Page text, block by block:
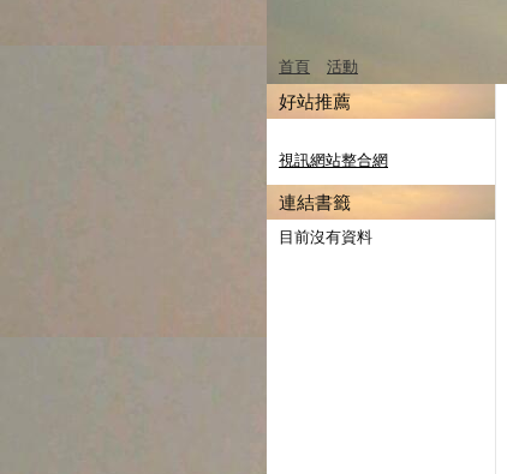
首頁 活動
好站推薦
視訊網站整合網
連結書籤
目前沒有資料